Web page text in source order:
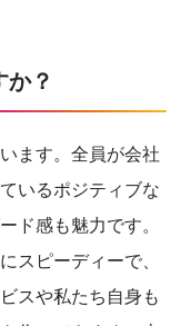
か？
ます。全員が会社
いるポジティブな
ド感も魅力です。
スピーディーで、
スや私たち自身も